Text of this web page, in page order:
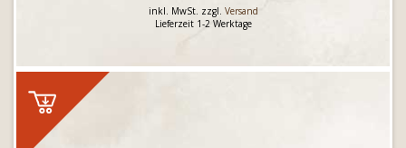
inkl. MwSt. zzgl. Versand
Lieferzeit 1-2 Werktage